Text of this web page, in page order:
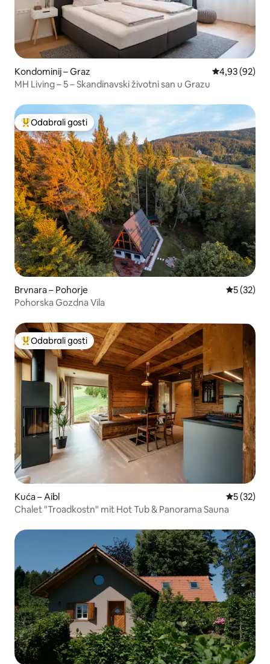
Kondominij – Graz Prosječna
4,93 (92)
MH Living – 5 – Skandinavski životni san u Grazu
Među najviše rangiranima s oznakom „Odabrali gosti”
Odabrali gosti
Brvnara – Pohorje Prosječna
5 (32)
Pohorska Gozdna Vila
Među najviše rangiranima s oznakom „Odabrali gosti”
Odabrali gosti
Kuća – Aibl Prosječna
5 (32)
Chalet "Troadkostn" mit Hot Tub & Panorama Sauna